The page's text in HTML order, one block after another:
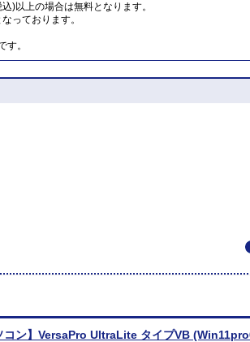
)以上の場合は無料となります。
っております。
す。
コン】VersaPro UltraLite タイプVB